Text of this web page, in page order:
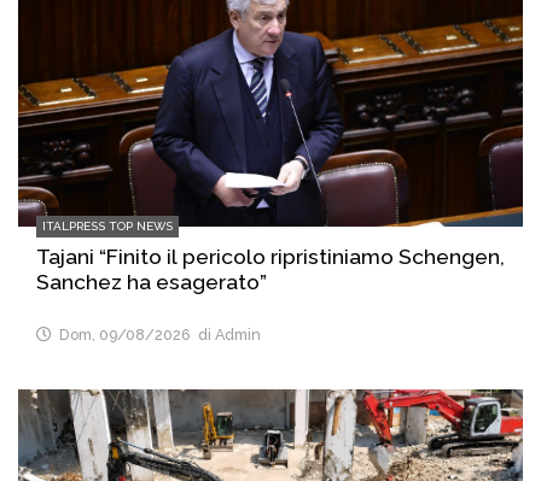
ITALPRESS TOP NEWS
Tajani “Finito il pericolo ripristiniamo Schengen,
Sanchez ha esagerato”
Dom, 09/08/2026 di Admin